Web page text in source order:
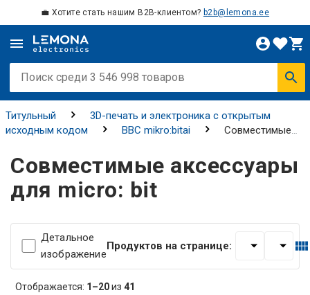
💼 Хотите стать нашим B2B-клиентом? b2b@lemona.ee
Титульный
3D-печать и электроника с открытым
исходным кодом
BBC mikro:bitai
Совместимые
Совместимые аксессуары
для micro: bit
Детальное
изображение
Продуктов на странице:
Отображается: 1–20из 41